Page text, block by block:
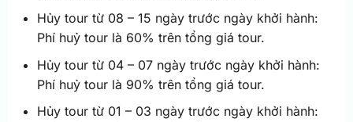
Hủy tour từ 08 – 15 ngày trước ngày khởi hành:
Phí huỷ tour là 60% trên tổng giá tour.
Hủy tour từ 04 – 07 ngày trước ngày khởi hành:
Phí huỷ tour là 90% trên tổng giá tour.
Hủy tour từ 01 – 03 ngày trước ngày khởi hành: